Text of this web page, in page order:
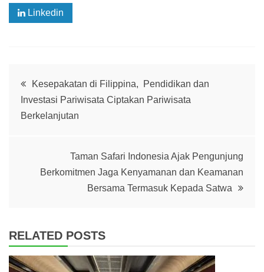
Linkedin
Post
navigation
Kesepakatan di Filippina, Pendidikan dan
Investasi Pariwisata Ciptakan Pariwisata
Berkelanjutan
Taman Safari Indonesia Ajak Pengunjung
Berkomitmen Jaga Kenyamanan dan Keamanan
Bersama Termasuk Kepada Satwa
RELATED POSTS